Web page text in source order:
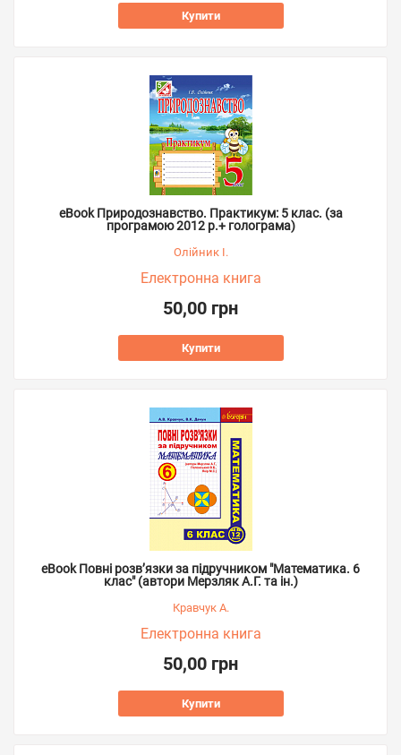
Купити
eBook Природознавство. Практикум: 5 клас. (за
програмою 2012 р.+ голограма)
Олійник І.
Електронна книга
50,00 грн
Купити
eBook Повні розв’язки за підручником "Математика. 6
клас" (автори Мерзляк А.Г. та ін.)
Кравчук А.
Електронна книга
50,00 грн
Купити